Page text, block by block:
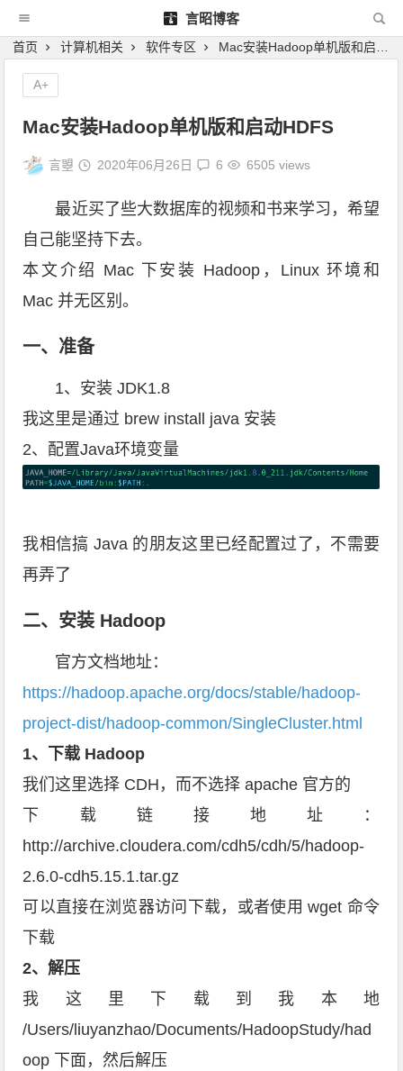
言昭博客
首页 计算机相关 软件专区 Mac安装Hadoop单机版和启动HDFS
Mac安装Hadoop单机版和启动HDFS
言曌 2020年06月26日 6 6505 views
最近买了些大数据库的视频和书来学习，希望
自己能坚持下去。
本文介绍 Mac 下安装 Hadoop，Linux 环境和
Mac 并无区别。
一、准备
1、安装 JDK1.8
我这里是通过 brew install java 安装
2、配置Java环境变量
我相信搞 Java 的朋友这里已经配置过了，不需要
再弄了
二、安装 Hadoop
官方文档地址：
https://hadoop.apache.org/docs/stable/hadoop-
project-dist/hadoop-common/SingleCluster.html
1、下载 Hadoop
我们这里选择 CDH，而不选择 apache 官方的
下载链接地址：
http://archive.cloudera.com/cdh5/cdh/5/hadoop-
2.6.0-cdh5.15.1.tar.gz
可以直接在浏览器访问下载，或者使用 wget 命令
下载
2、解压
我这里下载到我本地
/Users/liuyanzhao/Documents/HadoopStudy/had
oop 下面，然后解压
A+